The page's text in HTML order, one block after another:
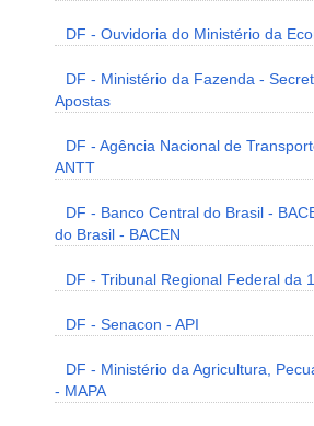
DF - Ouvidoria do Ministério da
DF - Ministério da Fazenda -
Apostas
DF - Agência Nacional de
ANTT
DF - Banco Central do Brasil -
do Brasil - BACEN
DF - Tribunal Regional Federal da
DF - Senacon - API
DF - Ministério da Agricultura,
- MAPA